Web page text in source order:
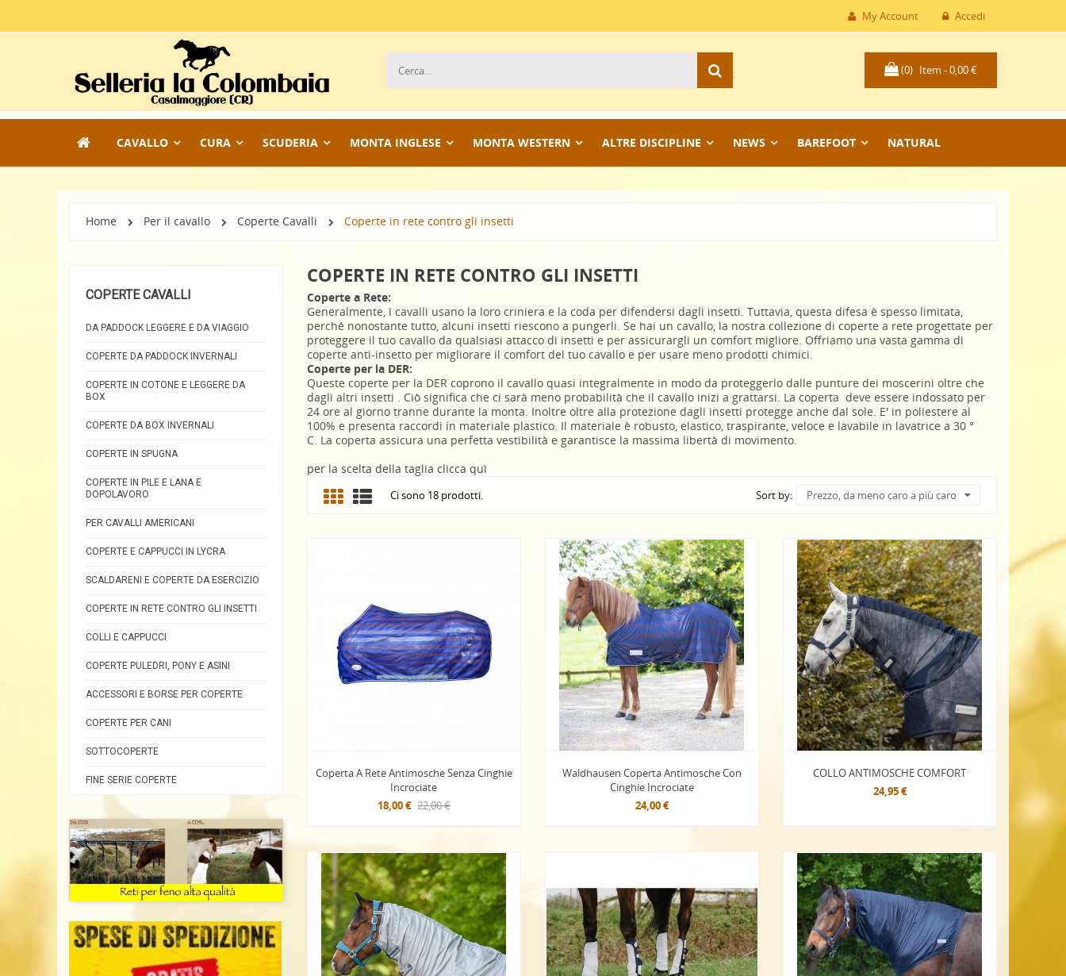
My Account Accedi
(0) Item -0,00 €
CAVALLO CURA SCUDERIA MONTA INGLESE MONTA WESTERN ALTRE DISCIPLINE NEWS BAREFOOT NATURAL
Home Per il cavallo Coperte Cavalli Coperte in rete contro gli insetti
COPERTE CAVALLI
DA PADDOCK LEGGERE E DA VIAGGIO
COPERTE DA PADDOCK INVERNALI
COPERTE IN COTONE E LEGGERE DA
BOX
COPERTE DA BOX INVERNALI
COPERTE IN SPUGNA
COPERTE IN PILE E LANA E
DOPOLAVORO
PER CAVALLI AMERICANI
COPERTE E CAPPUCCI IN LYCRA
SCALDARENI E COPERTE DA ESERCIZIO
COPERTE IN RETE CONTRO GLI INSETTI
COLLI E CAPPUCCI
COPERTE PULEDRI, PONY E ASINI
ACCESSORI E BORSE PER COPERTE
COPERTE PER CANI
SOTTOCOPERTE
FINE SERIE COPERTE
COPERTE IN RETE CONTRO GLI INSETTI
Coperte a Rete:
Generalmente, i cavalli usano la loro criniera e la coda per difendersi dagli insetti. Tuttavia, questa difesa è spesso limitata,
perché nonostante tutto, alcuni insetti riescono a pungerli. Se hai un cavallo, la nostra collezione di coperte a rete progettate per
proteggere il tuo cavallo da qualsiasi attacco di insetti e per assicurargli un comfort migliore. Offriamo una vasta gamma di
coperte anti-insetto per migliorare il comfort del tuo cavallo e per usare meno prodotti chimici.
Coperte per la DER:
Queste coperte per la DER coprono il cavallo quasi integralmente in modo da proteggerlo dalle punture dei moscerini oltre che
dagli altri insetti . Ciò significa che ci sarà meno probabilità che il cavallo inizi a grattarsi. La coperta deve essere indossato per
24 ore al giorno tranne durante la monta. Inoltre oltre alla protezione dagli insetti protegge anche dal sole. E' in poliestere al
100% e presenta raccordi in materiale plastico. Il materiale è robusto, elastico, traspirante, veloce e lavabile in lavatrice a 30 °
C. La coperta assicura una perfetta vestibilità e garantisce la massima libertà di movimento.
per la scelta della taglia clicca quì
Ci sono 18 prodotti. Sort by: Prezzo, da meno caro a più caro
Coperta A Rete Antimosche Senza Cinghie
Incrociate
18,00 € 22,00 €
Waldhausen Coperta Antimosche Con
Cinghie Incrociate
24,00 €
COLLO ANTIMOSCHE COMFORT
24,95 €